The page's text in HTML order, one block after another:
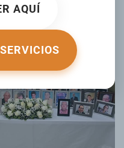
AQUÍ
NOVIEMBRE 2025